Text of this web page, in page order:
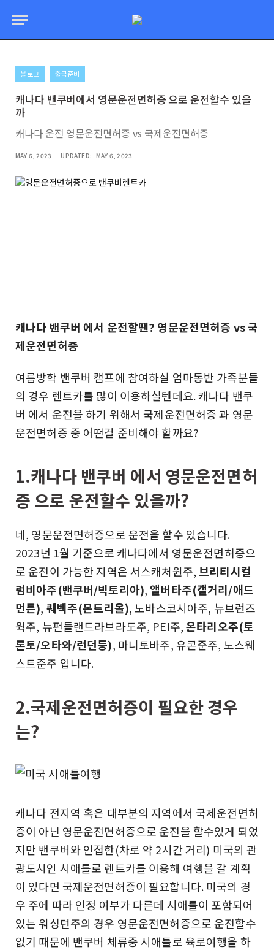
블로그 출국준비
캐나다 밴쿠버에서 영문운전면허증 으로 운전할수 있을
까
캐나다 운전 영문운전면허증 vs 국제운전면허증
MAY 6, 2023 UPDATED: MAY 6, 2023
캐나다 밴쿠버 에서 운전할땐? 영문운전면허증 vs 국
제운전면허증
여름방학 밴쿠버 캠프에 참여하실 엄마동반 가족분들
의 경우 렌트카를 많이 이용하실텐데요. 캐나다 밴쿠
버 에서 운전을 하기 위해서 국제운전면허증 과 영문
운전면허증 중 어떤걸 준비해야 할까요?
1.캐나다 밴쿠버 에서 영문운전면허
증 으로 운전할수 있을까?
네, 영문운전면허증으로 운전을 할수 있습니다.
2023년 1월 기준으로 캐나다에서 영문운전면허증으
로 운전이 가능한 지역은 서스캐처원주,브리티시컬
럼비아주(밴쿠버/빅토리아),앨버타주(캘거리/애드
먼튼), 퀘벡주(몬트리올), 노바스코시아주, 뉴브런즈
윅주, 뉴펀들랜드라브라도주, PEI주,온타리오주(토
론토/오타와/런던등), 마니토바주, 유콘준주, 노스웨
스트준주 입니다.
2.국제운전면허증이 필요한 경우
는?
캐나다 전지역 혹은 대부분의 지역에서 국제운전면허
증이 아닌 영문운전면허증으로 운전을 할수있게 되었
지만 밴쿠버와 인접한(차로 약 2시간 거리) 미국의 관
광도시인 시애틀로 렌트카를 이용해 여행을 갈 계획
이 있다면 국제운전면허증이 필요합니다. 미국의 경
우 주에 따라 인정 여부가 다른데 시애틀이 포함되어
있는 워싱턴주의 경우 영문운전면허증으로 운전할수
없기 때문에 밴쿠버 체류중 시애틀로 육로여행을 하